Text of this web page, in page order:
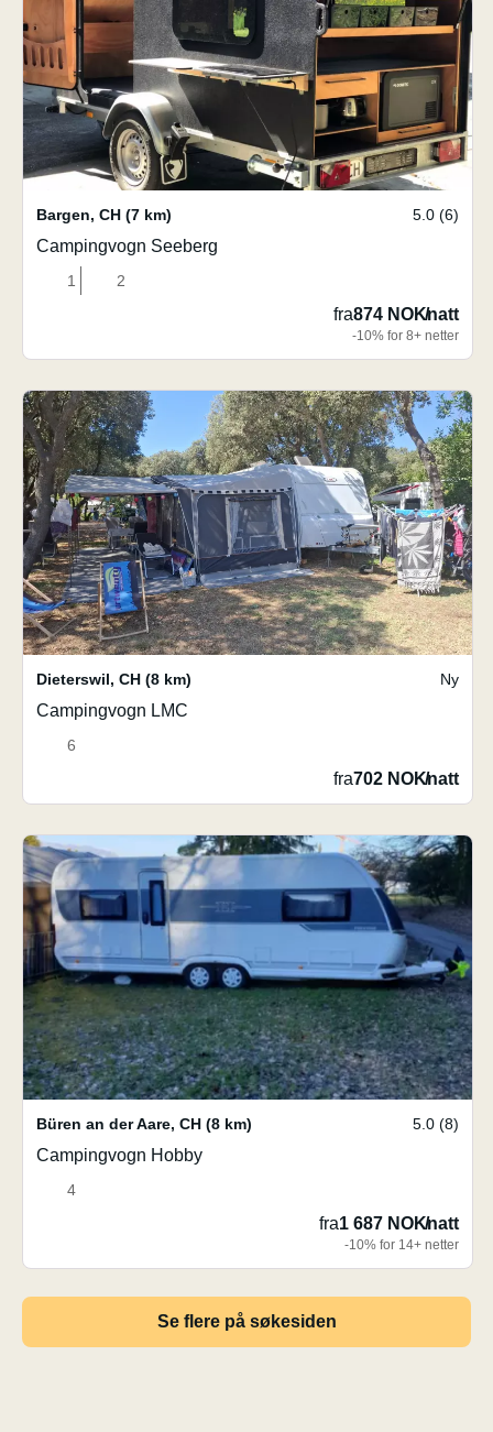
Bargen, CH (7 km) 5.0 (6)
Campingvogn Seeberg
1 2
fra874 NOK/natt
-10% for 8+ netter
Dieterswil, CH (8 km) Ny
Campingvogn LMC
6
fra702 NOK/natt
Büren an der Aare, CH (8 km) 5.0 (8)
Campingvogn Hobby
4
fra1 687 NOK/natt
-10% for 14+ netter
Se flere på søkesiden